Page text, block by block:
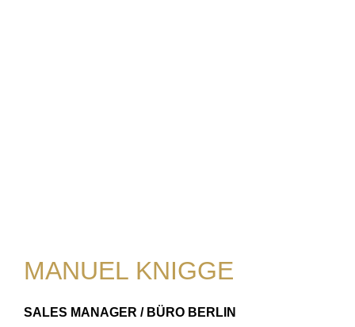
MANUEL KNIGGE
SALES MANAGER / BÜRO BERLIN